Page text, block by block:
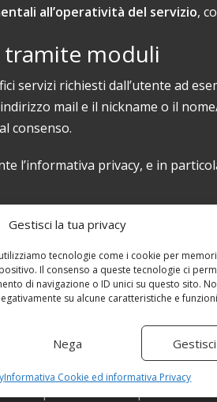
Gestisci la tua privacy
tecnologie come i cookie per
Il consenso a queste tecnologie ci
di navigazione o ID unici su questo sito.
su alcune caratteristiche e
Nega
Informativa Cookie ed informativa Privacy
all’operatività del servizio,
moduli
servizi richiesti dall’utente ad
mail e il nickname o il
consenso.
l’informativa privacy, e in
richiesto e per il solo tempo
servizi e gli strumenti messi a
responsabilità in merito ad
di terzi o di contenuti tutelati
per le finalità sopra